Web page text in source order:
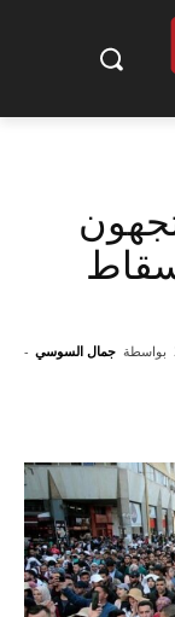
بواسطة جمال السوسي -